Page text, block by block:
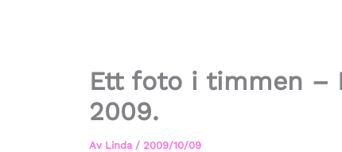
Ett foto i timmen –
2009.
Av Linda / 2009/10/09